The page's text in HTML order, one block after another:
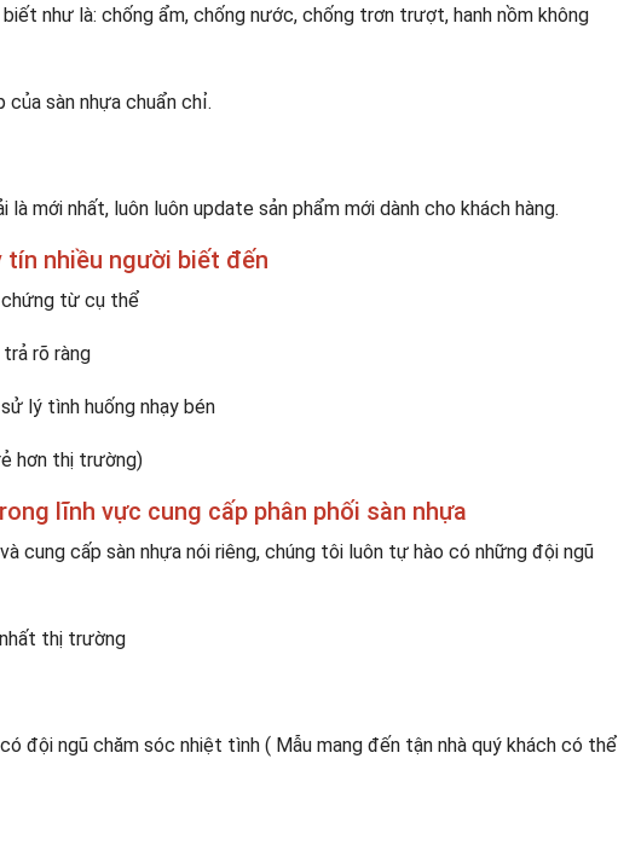
như là: chống ẩm, chống nước, chống trơn trượt, hanh nồm không
của sàn nhựa chuẩn chỉ.
là mới nhất, luôn luôn update sản phẩm mới dành cho khách hàng.
nhiều người biết đến
chứng từ cụ thể
trả rõ ràng
lý tình huống nhạy bén
hơn thị trường)
lĩnh vực cung cấp phân phối sàn nhựa
cung cấp sàn nhựa nói riêng, chúng tôi luôn tự hào có những đội ngũ
thị trường
đội ngũ chăm sóc nhiệt tình ( Mẫu mang đến tận nhà quý khách có thể